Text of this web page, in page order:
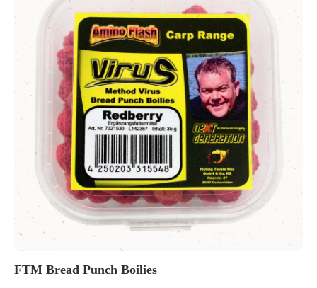
FTM Bread Punch Boilies